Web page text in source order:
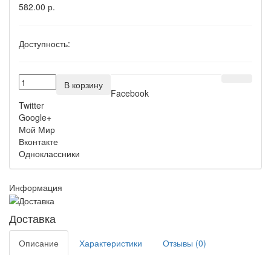
582.00 р.
Доступность:
В корзину
Facebook
Twitter
Google+
Мой Мир
Вконтакте
Одноклассники
Информация
Доставка
Описание Характеристики
Отзывы (0)